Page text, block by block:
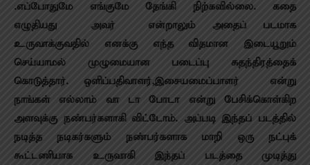
.எப்போதுமே எங்குமே தேங்கி நிற்கவில்லை. கதை
எழுதியது அவர் என்றாலும் அதைப் படமாக
உருவாக்குவதில் எனக்கு எந்த விதமான இடையூறும்
செய்யாமல் முழுமையான படைப்பு சுதந்திரத்தைக்
கொடுத்தார். ஒளிப்பதிவாளர்,இசையமைப்பாளர் என்று
நாங்கள் எல்லாம் வா டா போடா என்று பேசிக்கொள்கிற
அளவுக்கு நண்பர்களாகி விட்டோம். அப்படி இந்தப் படத்தில்
நடித்த நடிகர்களும் நண்பர்களாக மாறி ஒரு நட்புக்
கூட்டணியாக உருவாகி இந்தப் படத்தை முடித்து